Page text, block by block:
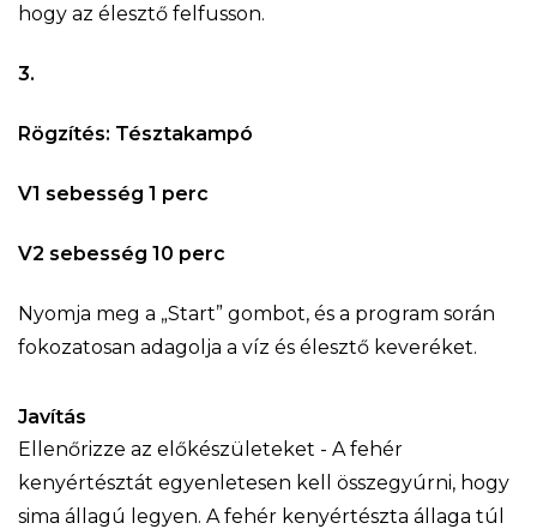
hogy az élesztő felfusson.
3.
Rögzítés: Tésztakampó
V1 sebesség 1 perc
V2 sebesség 10 perc
Nyomja meg a „Start” gombot, és a program során
fokozatosan adagolja a víz és élesztő keveréket.
Javítás
Ellenőrizze az előkészületeket - A fehér
kenyértésztát egyenletesen kell összegyúrni, hogy
sima állagú legyen. A fehér kenyértészta állaga túl